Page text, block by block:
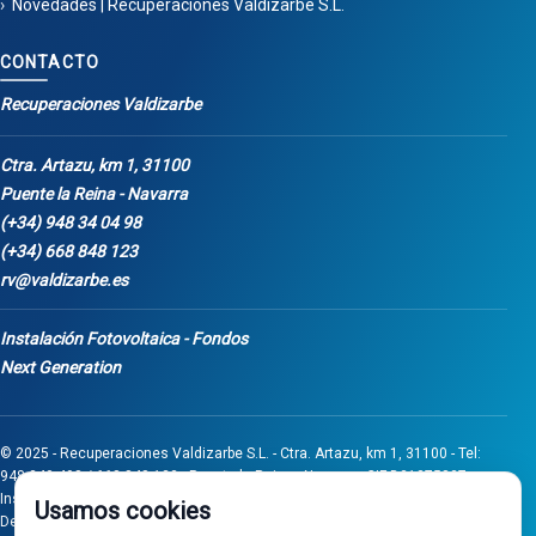
Novedades | Recuperaciones Valdizarbe S.L.
CONTACTO
Recuperaciones Valdizarbe
Ctra. Artazu, km 1, 31100
Puente la Reina - Navarra
(+34) 948 34 04 98
(+34) 668 848 123
rv@valdizarbe.es
Instalación Fotovoltaica - Fondos
Next Generation
© 2025 - Recuperaciones Valdizarbe S.L. - Ctra. Artazu, km 1, 31100 - Tel:
948 340 498 / 668 848 123 - Puente la Reina - Navarra - CIF B31275837.
Inscrita en el Registro Mercantil de Navarra, Tomo 32, Folio 75, Hoja 525.
Desarrollado porSeintosoft
Usamos cookies